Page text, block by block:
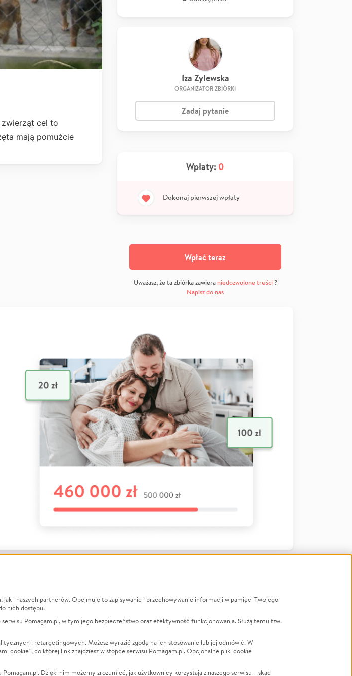
zwierząt cel to
mają pomużcie
Iza Zylewska
ORGANIZATOR ZBIÓRKI
Zadaj pytanie
Wpłaty: 0
Dokonaj pierwszej wpłaty
Wpłać teraz
Uważasz, że ta zbiórka zawiera niedozwolone treści?
Napisz do nas
Zbieraj na
Leczenie
Zwierzęta
Pożar
LGBTQ+
Powódź
Wichura
i naszych partnerów. Obejmuje to zapisywanie i przechowywanie informacji w pamięci Twojego
nich dostępu.
Pomagam.pl, w tym jego bezpieczeństwo oraz efektywność funkcjonowania. Służą temu tzw.
i retargetingowych. Możesz wyrazić zgodę na ich stosowanie lub jej odmówić. W
cookie”, do której link znajdziesz w stopce serwisu Pomagam.pl. Opcjonalne pliki cookie
Dzięki nim możemy zrozumieć, jak użytkownicy korzystają z naszego serwisu – skąd